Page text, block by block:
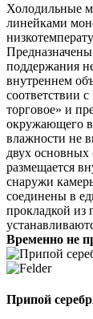
Холодильные
линейками
поддержания
внутреннем
соответствии
торговое» и
окружающего
влажности не
двух основных
размещается
снаружи
соединены в
прокладкой из
Временно не
Припой